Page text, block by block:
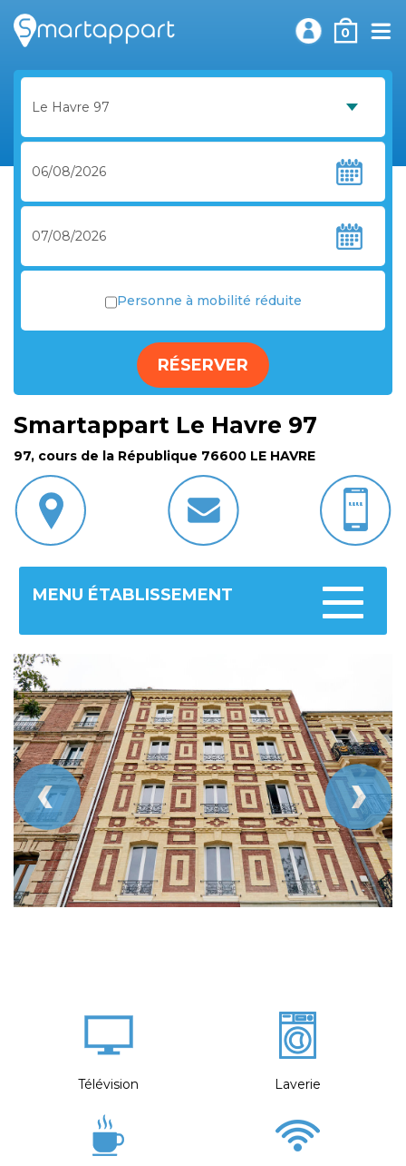
0
Personne à mobilité réduite
RÉSERVER
Smartappart Le Havre 97
97, cours de la République 76600 LE HAVRE
Toggle
MENU ÉTABLISSEMENT
Télévision Laverie